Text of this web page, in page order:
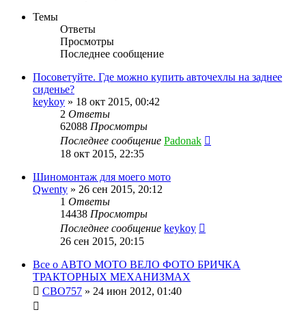
Темы
Ответы
Просмотры
Последнее сообщение
Посоветуйте. Где можно купить авточехлы на заднее
сиденье?
keykoy » 18 окт 2015, 00:42
2 Ответы
62088 Просмотры
Последнее сообщение Padonak
18 окт 2015, 22:35
Шиномонтаж для моего мото
Qwenty » 26 сен 2015, 20:12
1 Ответы
14438 Просмотры
Последнее сообщение keykoy
26 сен 2015, 20:15
Все о АВТО МОТО ВЕЛО ФОТО БРИЧКА
ТРАКТОРНЫХ МЕХАНИЗМАХ
CBO757 » 24 июн 2012, 01:40